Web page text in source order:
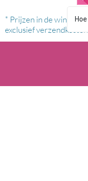
* Prijzen in de winkel
exclusief verzendkosten.